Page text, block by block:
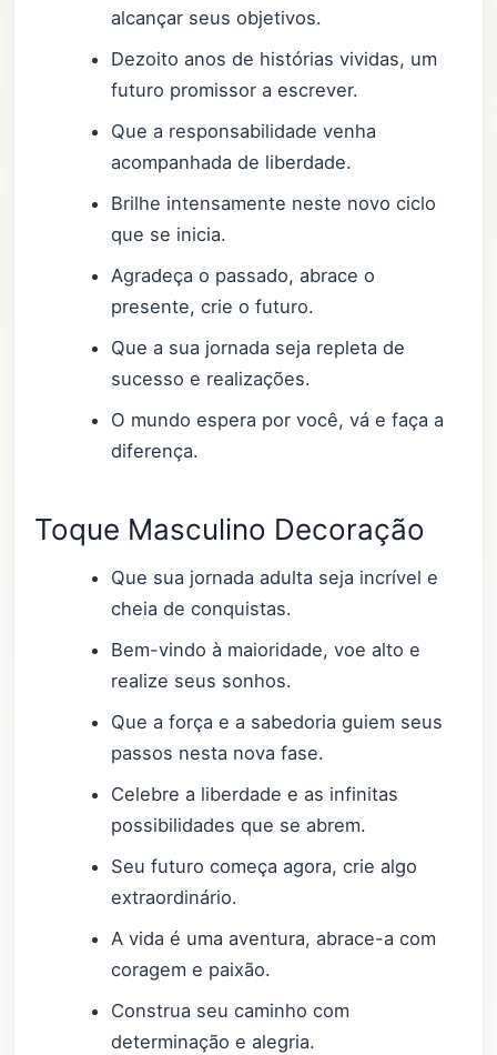
alcançar seus objetivos.
Dezoito anos de histórias vividas, um
futuro promissor a escrever.
Que a responsabilidade venha
acompanhada de liberdade.
Brilhe intensamente neste novo ciclo
que se inicia.
Agradeça o passado, abrace o
presente, crie o futuro.
Que a sua jornada seja repleta de
sucesso e realizações.
O mundo espera por você, vá e faça a
diferença.
Toque Masculino Decoração
Que sua jornada adulta seja incrível e
cheia de conquistas.
Bem-vindo à maioridade, voe alto e
realize seus sonhos.
Que a força e a sabedoria guiem seus
passos nesta nova fase.
Celebre a liberdade e as infinitas
possibilidades que se abrem.
Seu futuro começa agora, crie algo
extraordinário.
A vida é uma aventura, abrace-a com
coragem e paixão.
Construa seu caminho com
determinação e alegria.